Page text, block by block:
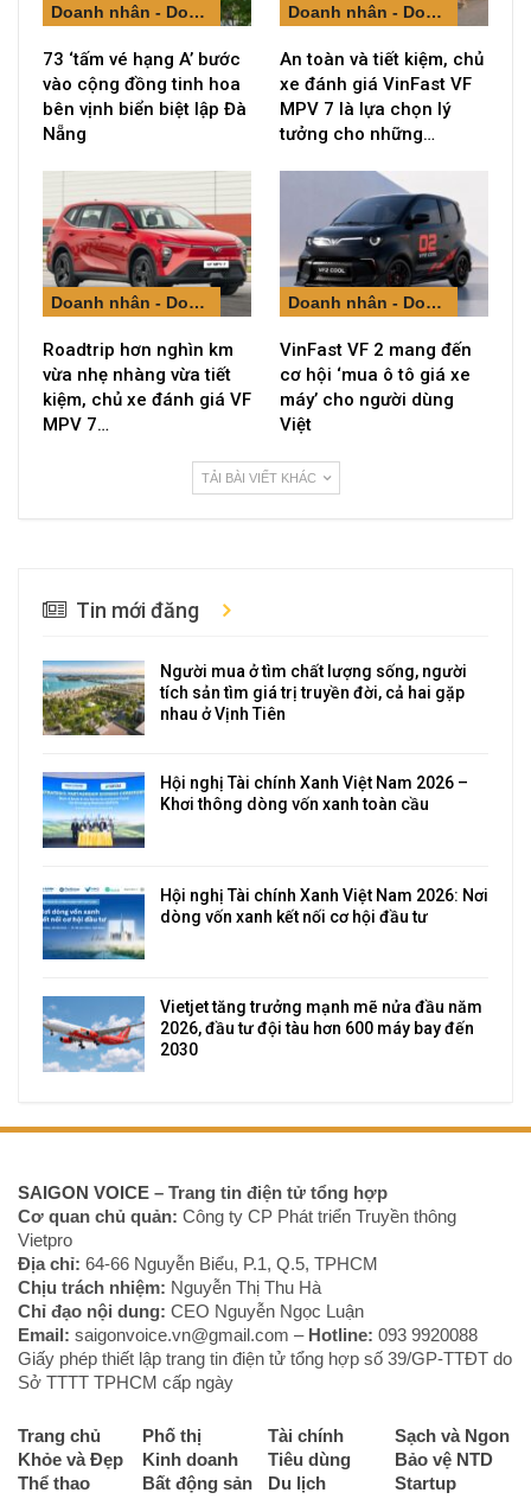
Doanh nhân - Doanh nghiệp
73 ‘tấm vé hạng A’ bước
vào cộng đồng tinh hoa
bên vịnh biển biệt lập Đà
Nẵng
Doanh nhân - Doanh nghiệp
An toàn và tiết kiệm, chủ
xe đánh giá VinFast VF
MPV 7 là lựa chọn lý
tưởng cho những…
Doanh nhân - Doanh nghiệp
Roadtrip hơn nghìn km
vừa nhẹ nhàng vừa tiết
kiệm, chủ xe đánh giá VF
MPV 7…
Doanh nhân - Doanh nghiệp
VinFast VF 2 mang đến
cơ hội ‘mua ô tô giá xe
máy’ cho người dùng
Việt
TẢI BÀI VIẾT KHÁC
Tin mới đăng
Người mua ở tìm chất lượng sống, người
tích sản tìm giá trị truyền đời, cả hai gặp
nhau ở Vịnh Tiên
Hội nghị Tài chính Xanh Việt Nam 2026 –
Khơi thông dòng vốn xanh toàn cầu
Hội nghị Tài chính Xanh Việt Nam 2026: Nơi
dòng vốn xanh kết nối cơ hội đầu tư
Vietjet tăng trưởng mạnh mẽ nửa đầu năm
2026, đầu tư đội tàu hơn 600 máy bay đến
2030
SAIGON VOICE – Trang tin điện tử tổng hợp
Cơ quan chủ quản: Công ty CP Phát triển Truyền thông
Vietpro
Địa chỉ: 64-66 Nguyễn Biểu, P.1, Q.5, TPHCM
Chịu trách nhiệm: Nguyễn Thị Thu Hà
Chỉ đạo nội dung: CEO Nguyễn Ngọc Luận
Email: saigonvoice.vn@gmail.com – Hotline: 093 9920088‬
Giấy phép thiết lập trang tin điện tử tổng hợp số 39/GP-TTĐT do
Sở TTTT TPHCM cấp ngày
Trang chủ Phố thị Tài chính
Sạch và Ngon
Khỏe và Đẹp
Kinh doanh Tiêu dùng
Bảo vệ NTD
Thể thao
Bất động sản Du lịch
Startup